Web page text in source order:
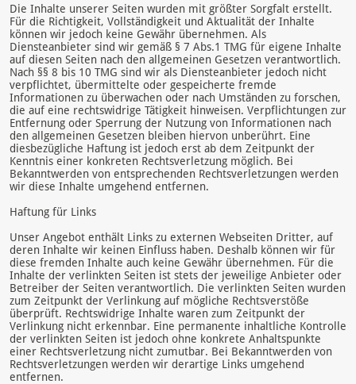
Die Inhalte unserer Seiten wurden mit größter Sorgfalt erstellt.
Für die Richtigkeit, Vollständigkeit und Aktualität der Inhalte
können wir jedoch keine Gewähr übernehmen. Als
Diensteanbieter sind wir gemäß § 7 Abs.1 TMG für eigene Inhalte
auf diesen Seiten nach den allgemeinen Gesetzen verantwortlich.
Nach §§ 8 bis 10 TMG sind wir als Diensteanbieter jedoch nicht
verpflichtet, übermittelte oder gespeicherte fremde
Informationen zu überwachen oder nach Umständen zu forschen,
die auf eine rechtswidrige Tätigkeit hinweisen. Verpflichtungen zur
Entfernung oder Sperrung der Nutzung von Informationen nach
den allgemeinen Gesetzen bleiben hiervon unberührt. Eine
diesbezügliche Haftung ist jedoch erst ab dem Zeitpunkt der
Kenntnis einer konkreten Rechtsverletzung möglich. Bei
Bekanntwerden von entsprechenden Rechtsverletzungen werden
wir diese Inhalte umgehend entfernen.
Haftung für Links
Unser Angebot enthält Links zu externen Webseiten Dritter, auf
deren Inhalte wir keinen Einfluss haben. Deshalb können wir für
diese fremden Inhalte auch keine Gewähr übernehmen. Für die
Inhalte der verlinkten Seiten ist stets der jeweilige Anbieter oder
Betreiber der Seiten verantwortlich. Die verlinkten Seiten wurden
zum Zeitpunkt der Verlinkung auf mögliche Rechtsverstöße
überprüft. Rechtswidrige Inhalte waren zum Zeitpunkt der
Verlinkung nicht erkennbar. Eine permanente inhaltliche Kontrolle
der verlinkten Seiten ist jedoch ohne konkrete Anhaltspunkte
einer Rechtsverletzung nicht zumutbar. Bei Bekanntwerden von
Rechtsverletzungen werden wir derartige Links umgehend
entfernen.